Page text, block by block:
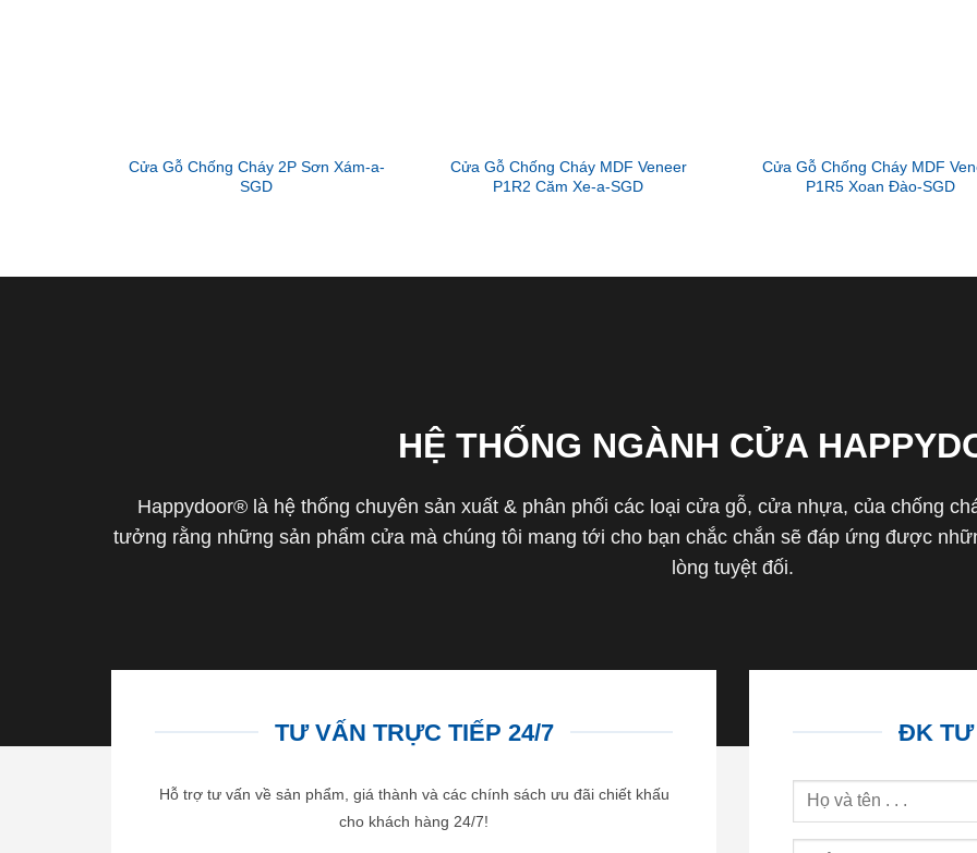
Cửa Gỗ Chống Cháy 2P Sơn Xám-a-
SGD
Cửa Gỗ Chống Cháy MDF Veneer
P1R2 Căm Xe-a-SGD
Cửa Gỗ Chống Cháy MDF
P1R5 Xoan Đào-SGD
HỆ THỐNG NGÀNH CỬA
Happydoor® là hệ thống chuyên sản xuất & phân phối các loại cửa gỗ, cửa nhựa, của chống
tưởng rằng những sản phẩm cửa mà chúng tôi mang tới cho bạn chắc chắn sẽ đáp ứng được
lòng tuyệt đối.
TƯ VẤN TRỰC TIẾP 24/7
Hỗ trợ tư vấn về sản phẩm, giá thành và các chính sách ưu đãi chiết khấu
cho khách hàng 24/7!
ĐK TƯ